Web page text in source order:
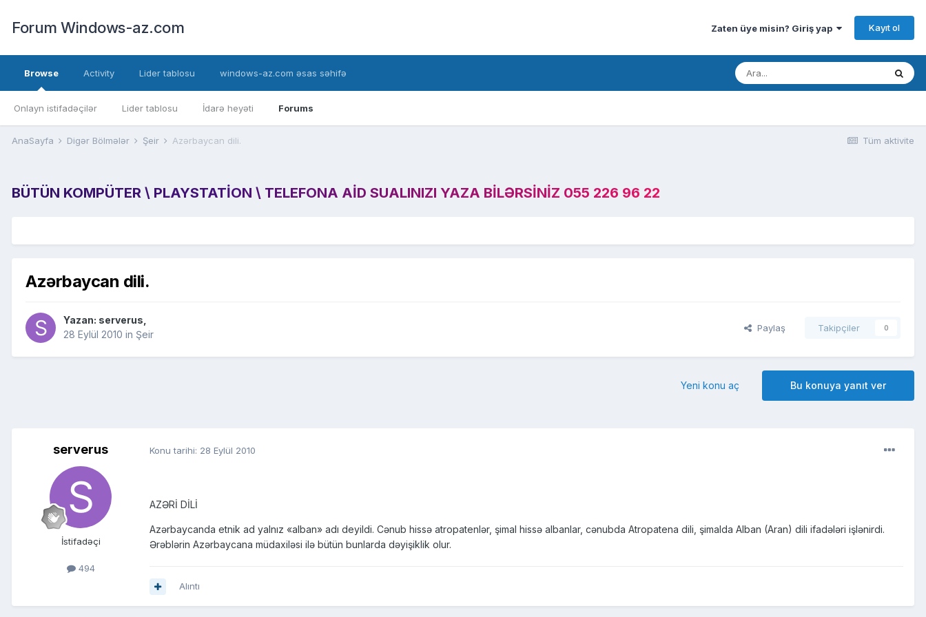
Forum Windows-az.com Zaten üye misin? Giriş yap Kayıt ol
Browse
Onlayn istifadəçilər Lider tablosu İdarə heyəti Forums
Activity Lider tablosu windows-az.com əsas səhifə
Tüm aktivite
AnaSayfa Digər Bölmələr Şeir Azərbaycan dili.
BÜTÜN KOMPÜTER \ PLAYSTATION \ TELEFONA AID SUALINIZI YAZA BILƏRSINIZ 055 226 96 22
Azərbaycan dili.
Yazan: serverus
28 Eylül 2010 in Şeir
Paylaş Takipçiler 0
Bu konuya yanıt ver
Yeni konu aç
serverus
İstifadəçi
494
Konu tarihi: 28 Eylül 2010
AZƏRİ DİLİ
Azərbaycanda etnik ad yalnız «alban» adı deyildi. Cənub hissə atropatenlər, şimal hissə albanlar, cənubda Atropatena dili, şimalda Alban (Aran) dili ifadələri işlənirdi.
Ərəblərin Azərbaycana müdaxiləsi ilə bütün bunlarda dəyişiklik olur.
Alıntı